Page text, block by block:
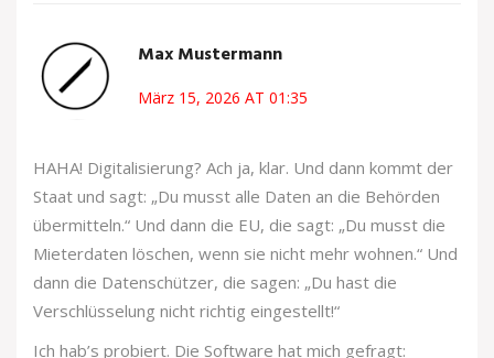
Max Mustermann
März 15, 2026 AT 01:35
HAHA! Digitalisierung? Ach ja, klar. Und dann kommt der
Staat und sagt: „Du musst alle Daten an die Behörden
übermitteln.“ Und dann die EU, die sagt: „Du musst die
Mieterdaten löschen, wenn sie nicht mehr wohnen.“ Und
dann die Datenschützer, die sagen: „Du hast die
Verschlüsselung nicht richtig eingestellt!“
Ich hab’s probiert. Die Software hat mich gefragt: